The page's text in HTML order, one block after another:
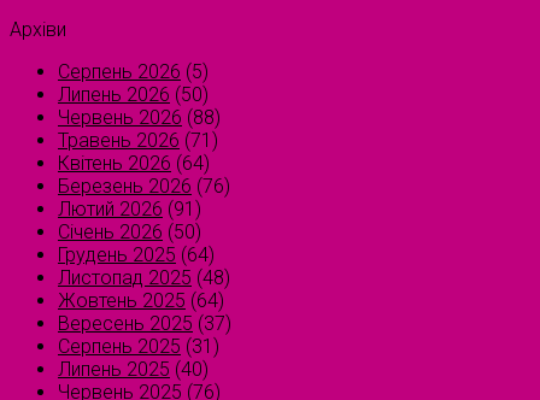
Архіви
Серпень 2026 (5)
Липень 2026 (50)
Червень 2026 (88)
Травень 2026 (71)
Квітень 2026 (64)
Березень 2026 (76)
Лютий 2026 (91)
Січень 2026 (50)
Грудень 2025 (64)
Листопад 2025 (48)
Жовтень 2025 (64)
Вересень 2025 (37)
Серпень 2025 (31)
Липень 2025 (40)
Червень 2025 (76)